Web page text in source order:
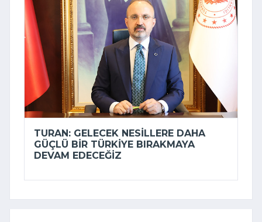
TURAN: GELECEK NESILLERE DAHA
GÜÇLÜ BIR TÜRKIYE BIRAKMAYA
DEVAM EDECEĞIZ